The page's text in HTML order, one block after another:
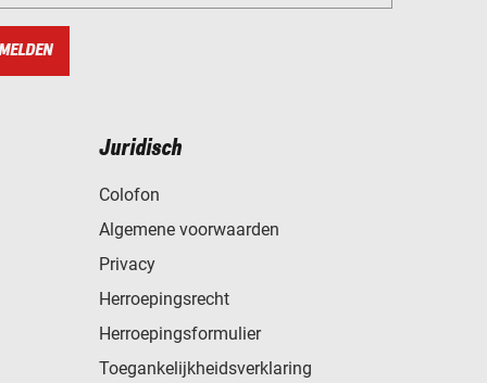
Juridisch
Colofon
Algemene voorwaarden
Privacy
Herroepingsrecht
Herroepingsformulier
Toegankelijkheidsverklaring